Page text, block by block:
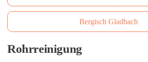
Bergisch Gladbach
Rohrreinigung